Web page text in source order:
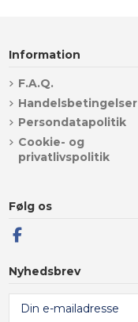
Information
F.A.Q.
Handelsbetingelser
Persondatapolitik
Cookie- og
privatlivspolitik
Følg os
Nyhedsbrev